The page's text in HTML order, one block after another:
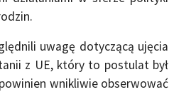
uwagę dotyczącą ujęcia
z UE, który to postulat był
wnikliwie obserwować